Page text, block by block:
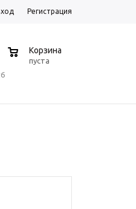
Регистрация
Корзина
пуста